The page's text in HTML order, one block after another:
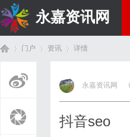
永嘉资讯网
门户 资讯
›
详情
永嘉资讯网
抖音seo